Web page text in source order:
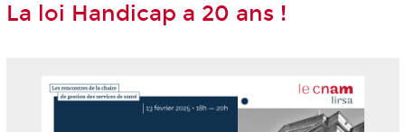
La loi Handicap a 20 ans !